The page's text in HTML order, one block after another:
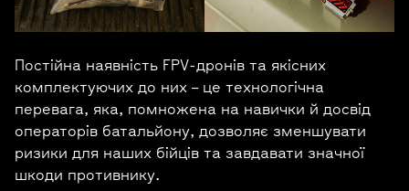
Постійна наявність FPV-дронів та якісних
комплектуючих до них – це технологічна
перевага, яка, помножена на навички й досвід
операторів батальйону, дозволяє зменшувати
ризики для наших бійців та завдавати значної
шкоди противнику.